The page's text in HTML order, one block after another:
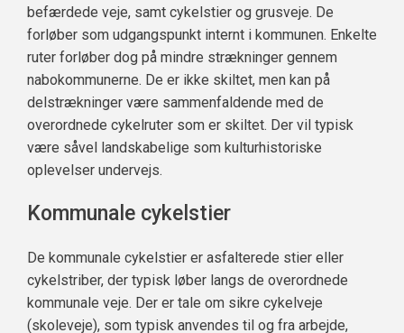
befærdede veje, samt cykelstier og grusveje. De
forløber som udgangspunkt internt i kommunen. Enkelte
ruter forløber dog på mindre strækninger gennem
nabokommunerne. De er ikke skiltet, men kan på
delstrækninger være sammenfaldende med de
overordnede cykelruter som er skiltet. Der vil typisk
være såvel landskabelige som kulturhistoriske
oplevelser undervejs.
Kommunale cykelstier
De kommunale cykelstier er asfalterede stier eller
cykelstriber, der typisk løber langs de overordnede
kommunale veje. Der er tale om sikre cykelveje
(skoleveje), som typisk anvendes til og fra arbejde,